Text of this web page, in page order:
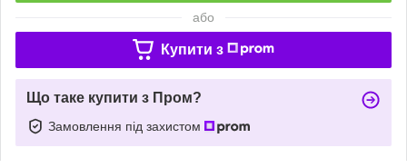
або
Купити з
Що таке купити з Пром?
Замовлення під захистом